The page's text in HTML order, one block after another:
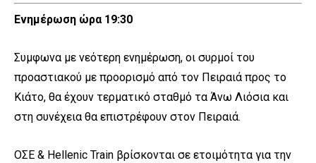
Ενημέρωση ώρα 19:30
Συμφωνα με νεότερη ενημέρωση, οι συρμοί του
προαστιακού με προορισμό από τον Πειραιά προς το
Κιάτο, θα έχουν τερματικό σταθμό τα Άνω Λιόσια και
στη συνέχεια θα επιστρέφουν στον Πειραιά.
ΟΣΕ & Hellenic Train βρίσκονται σε ετοιμότητα για την